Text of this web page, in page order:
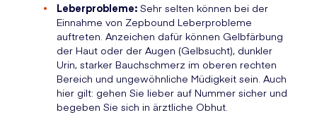
Leberprobleme: Sehr selten können bei der
Einnahme von Zepbound Leberprobleme
auftreten. Anzeichen dafür können Gelbfärbung
der Haut oder der Augen (Gelbsucht), dunkler
Urin, starker Bauchschmerz im oberen rechten
Bereich und ungewöhnliche Müdigkeit sein. Auch
hier gilt: gehen Sie lieber auf Nummer sicher und
begeben Sie sich in ärztliche Obhut.